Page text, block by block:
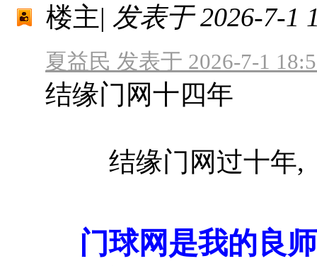
楼主| 发表于 2026-7-1
夏益民 发表于 2026-7-1
结缘门网十四年
结缘门网过十年,
门球网是我的良